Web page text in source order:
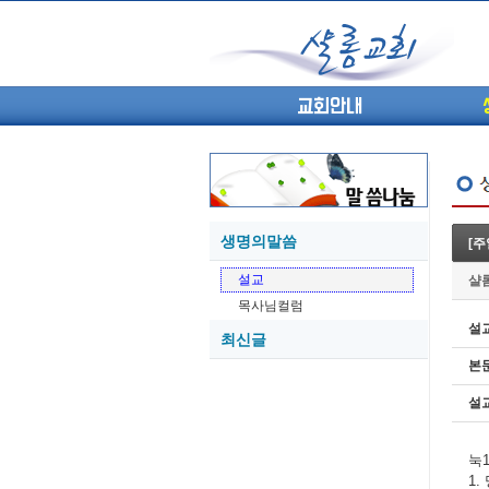
교회안내
생명의말씀
설교
목사님컬럼
최신글
05-26 (
05-20 (
05-20 (
05-18 (
[
샬
설
본
설
눅
1.